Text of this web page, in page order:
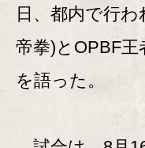
日、都内で行
帝拳)とOPBF
を語った。